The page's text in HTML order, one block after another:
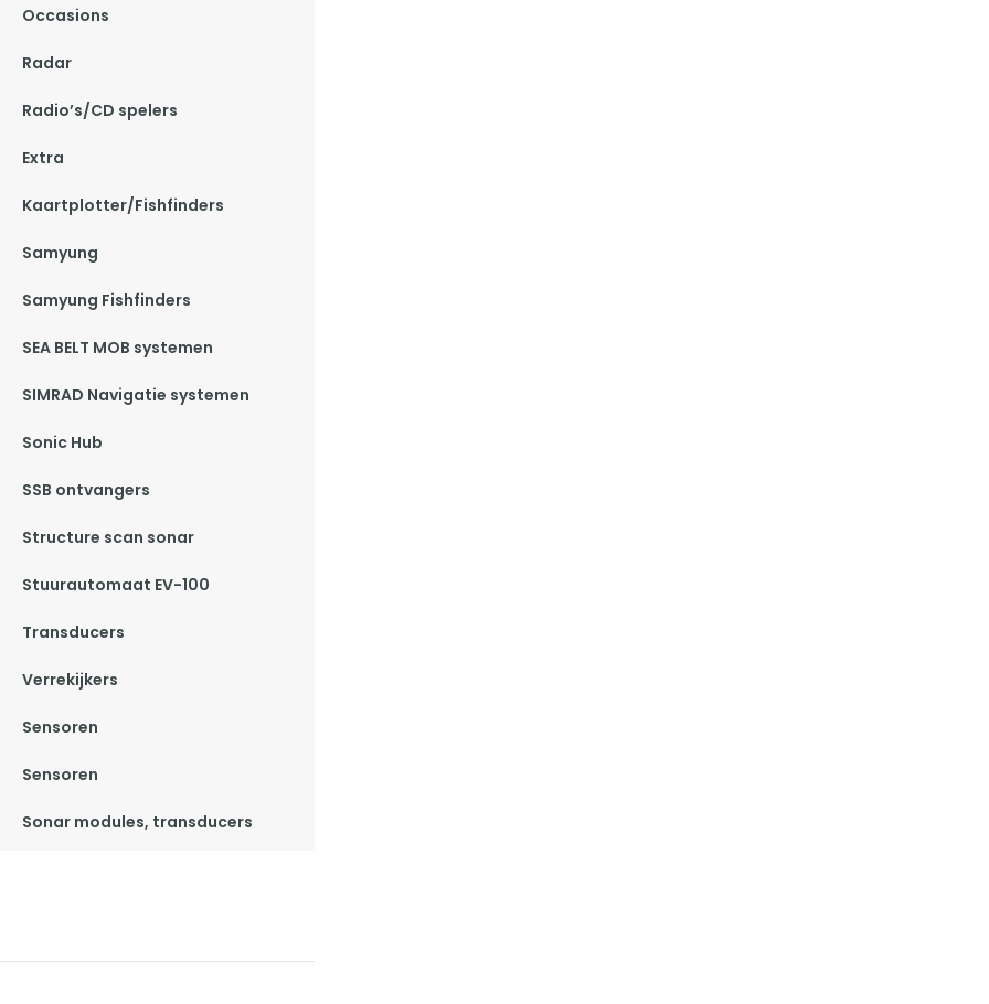
Occasions
Radar
Radio’s/CD spelers
Extra
Kaartplotter/Fishfinders
Samyung
Samyung Fishfinders
SEA BELT MOB systemen
SIMRAD Navigatie systemen
Sonic Hub
SSB ontvangers
Structure scan sonar
Stuurautomaat EV-100
Transducers
Verrekijkers
Sensoren
Sensoren
Sonar modules, transducers